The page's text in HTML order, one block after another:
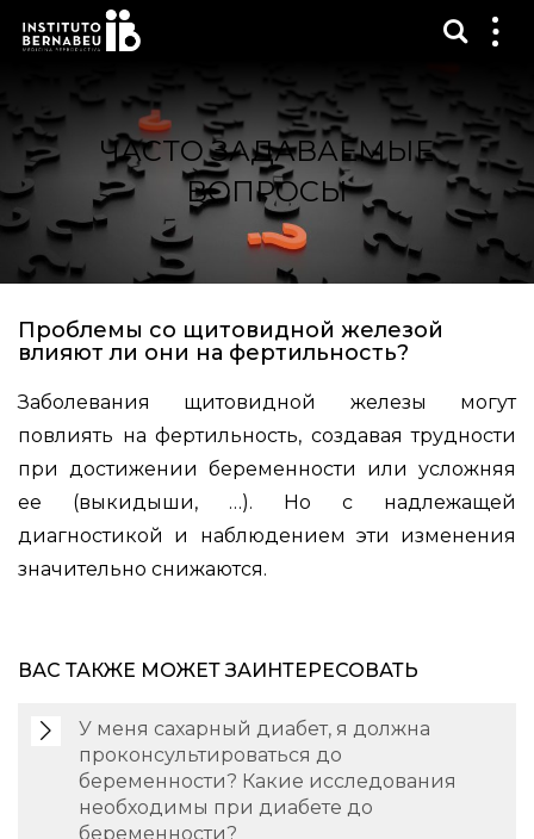
ЧАСТО ЗАДАВАЕМЫЕ
ВОПРОСЫ
Проблемы со щитовидной железой
влияют ли они на фертильность?
Заболевания щитовидной железы могут
повлиять на фертильность, создавая трудности
при достижении беременности или усложняя
ее (выкидыши, …). Но с надлежащей
диагностикой и наблюдением эти изменения
значительно снижаются.
ВАС ТАКЖЕ МОЖЕТ ЗАИНТЕРЕСОВАТЬ
У меня сахарный диабет, я должна
проконсультироваться до
беременности? Какие исследования
необходимы при диабете до
беременности?